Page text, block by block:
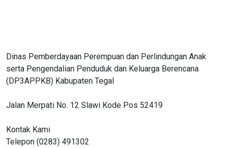
Dinas Pemberdayaan Perempuan dan Perlindungan Anak
serta Pengendalian Penduduk dan Keluarga Berencana
(DP3APPKB) Kabupaten Tegal
Jalan Merpati No. 12 Slawi Kode Pos 52419
Kontak Kami
Telepon (0283) 491302